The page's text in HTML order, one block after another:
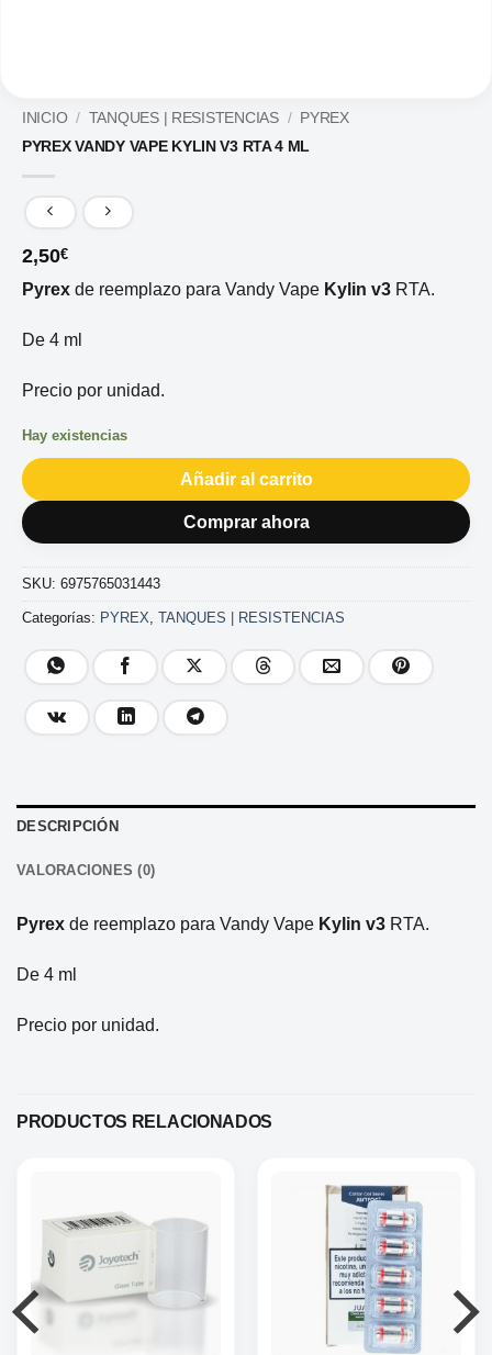
INICIO / TANQUES | RESISTENCIAS / PYREX
PYREX VANDY VAPE KYLIN V3 RTA 4 ML
2,50€
Pyrex de reemplazo para Vandy Vape Kylin v3 RTA.
De 4 ml
Precio por unidad.
Hay existencias
Añadir al carrito
Comprar ahora
SKU: 6975765031443
Categorías: PYREX TANQUES | RESISTENCIAS
DESCRIPCIÓN
VALORACIONES (0)
Pyrex de reemplazo para Vandy Vape Kylin v3 RTA.
De 4 ml
Precio por unidad.
PRODUCTOS RELACIONADOS